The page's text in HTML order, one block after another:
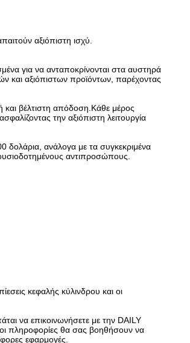
αξιόπιστη ισχύ.
για να ανταποκρίνονται στα αυστηρά
και αξιόπιστων προϊόντων, παρέχοντας
και βέλτιστη απόδοση.Κάθε μέρος
την αξιόπιστη λειτουργία
δολάρια, ανάλογα με τα συγκεκριμένα
αντιπροσώπους.
κεφαλής κύλινδρου και οι
να επικοινωνήσετε με την DAILY
οι πληροφορίες θα σας βοηθήσουν να
εφαρμογές.